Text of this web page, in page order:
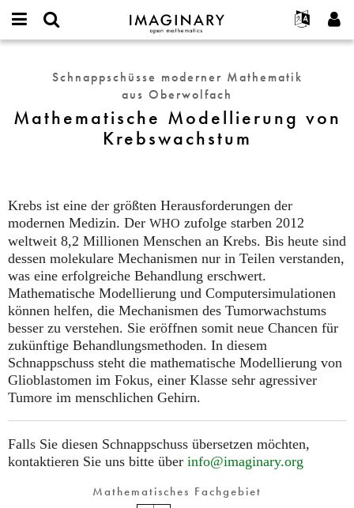
IMAGINARY
open
Français
Deutsch
한국어
Español
Programme
Galerien
Hands-on
Ausstellungen
Mehr...
Projekte
Mitmachen
Kontakt
Neues Passwort anfordern
Mathematische
Modellierung
Krebswachstum
Schnappschüsse moderner Mathematik
aus Oberwolfach
Mathematische Modellierung von
Krebswachstum
Krebs ist eine der größten Herausforderungen der
modernen Medizin. Der WHO zufolge starben 2012
weltweit 8,2 Millionen Menschen an Krebs. Bis heute sind
dessen molekulare Mechanismen nur in Teilen verstanden,
was eine erfolgreiche Behandlung erschwert.
Mathematische Modellierung und Computersimulationen
können helfen, die Mechanismen des Tumorwachstums
besser zu verstehen. Sie eröffnen somit neue Chancen für
zukünftige Behandlungsmethoden. In diesem
Schnappschuss steht die mathematische Modellierung von
Glioblastomen im Fokus, einer Klasse sehr agressiver
Tumore im menschlichen Gehirn.
Falls Sie diesen Schnappschuss übersetzen möchten,
kontaktieren Sie uns bitte über info@imaginary.org
Mathematisches Fachgebiet